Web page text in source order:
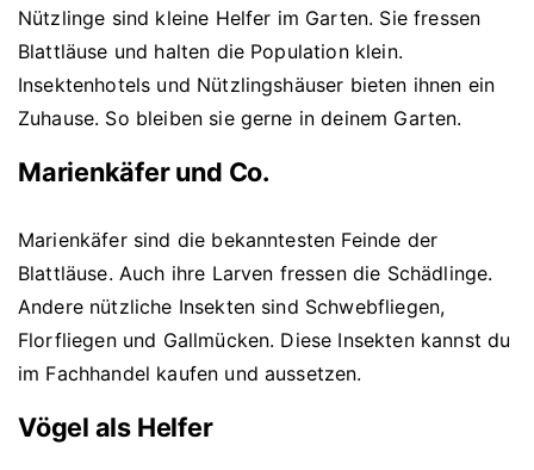
Nützlinge sind kleine Helfer im Garten. Sie fressen
Blattläuse und halten die Population klein.
Insektenhotels und Nützlingshäuser bieten ihnen ein
Zuhause. So bleiben sie gerne in deinem Garten.
Marienkäfer und Co.
Marienkäfer sind die bekanntesten Feinde der
Blattläuse. Auch ihre Larven fressen die Schädlinge.
Andere nützliche Insekten sind Schwebfliegen,
Florfliegen und Gallmücken. Diese Insekten kannst du
im Fachhandel kaufen und aussetzen.
Vögel als Helfer